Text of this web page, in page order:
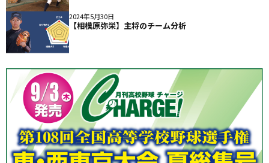
2024年5月30日
【相模原弥栄】主将のチーム分析